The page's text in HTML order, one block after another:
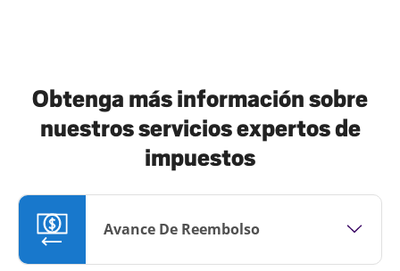
Obtenga más información sobre
nuestros servicios expertos de
impuestos
Avance De Reembolso